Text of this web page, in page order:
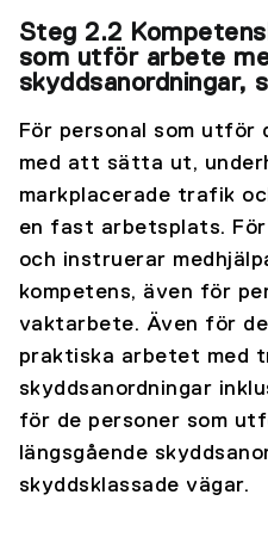
Steg 2.2
som utför arbete
skyddsanordningar,
För personal som
med att sätta ut,
markplacerade trafik
en fast arbetsplats.
och instruerar
kompetens, även för
vaktarbete. Även för
praktiska arbetet med
skyddsanordningar
för de personer som
längsgående
skyddsklassade vägar.